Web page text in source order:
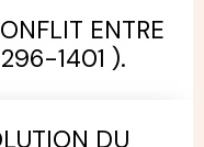
ENTRE
1401 ).
DU